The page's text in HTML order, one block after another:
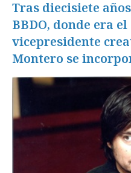
Tras diecisiete
BBDO, donde era
vicepresidente
Montero se